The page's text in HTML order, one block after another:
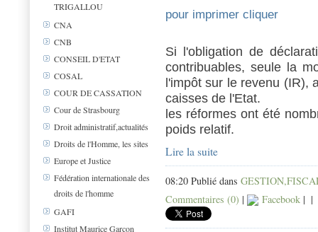
TRIGALLOU
CNA
CNB
CONSEIL D'ETAT
COSAL
COUR DE CASSATION
Cour de Strasbourg
Droit administratif,actualités
Droits de l'Homme, les sites
Europe et Justice
Fédération internationale des
droits de l'homme
GAFI
Institut Maurice Garçon
pour imprimer cliquer
Si l'obligation de
contribuables, seule la
l'impôt sur le revenu (IR),
caisses de l'Etat.
les réformes ont été
poids relatif.
Lire la suite
08:20 Publié dans
Commentaires (0) | Facebook | |